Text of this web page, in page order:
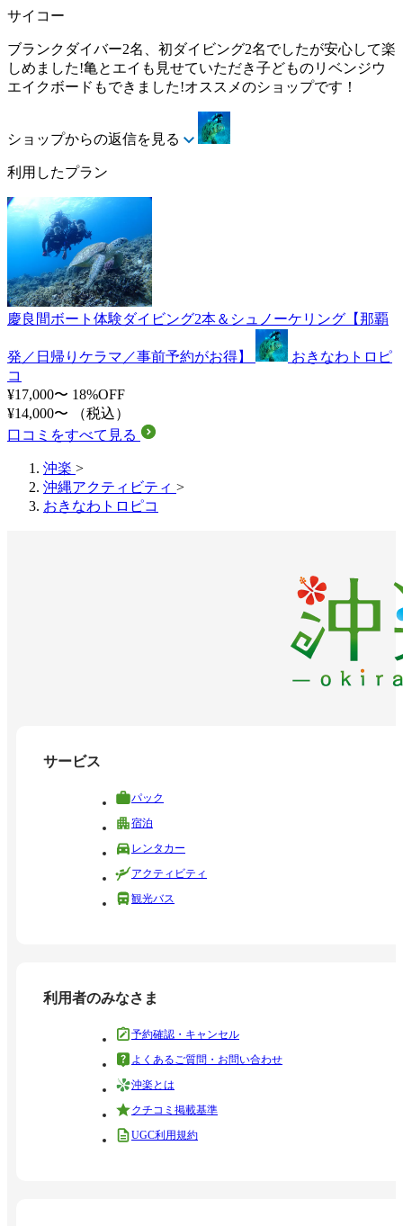
サイコー
ブランクダイバー2名、初ダイビング2名でしたが安心して楽
しめました!亀とエイも見せていただき子どものリベンジウ
エイクボードもできました!オススメのショップです！
ショップからの返信を見る
利用したプラン
慶良間ボート体験ダイビング2本＆シュノーケリング【那覇
発／日帰りケラマ／事前予約がお得】
おきなわトロピ
コ
¥17,000〜 18%OFF
¥14,000〜
（税込）
口コミをすべて見る
沖楽 >
沖縄アクティビティ >
おきなわトロピコ
サービス
パック
宿泊
レンタカー
アクティビティ
観光バス
利用者のみなさま
予約確認・キャンセル
よくあるご質問・お問い合わせ
沖楽とは
クチコミ掲載基準
UGC利用規約